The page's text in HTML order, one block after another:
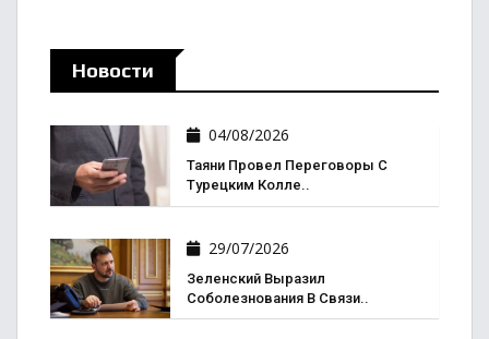
Новости
04/08/2026
Таяни Провел Переговоры С
Турецким Колле..
29/07/2026
Зеленский Выразил
Соболезнования В Связи..